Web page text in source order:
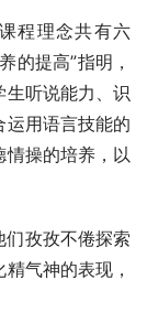
程理念共有六
的提高”指明，
听说能力、识
用语言技能的
操的培养，以
们孜孜不倦探索
气神的表现，